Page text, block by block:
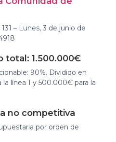
– Lunes, 3 de junio de
total: 1.500.000€
90%. Dividido en
línea 1 y 500.000€ para la
no competitiva
por orden de